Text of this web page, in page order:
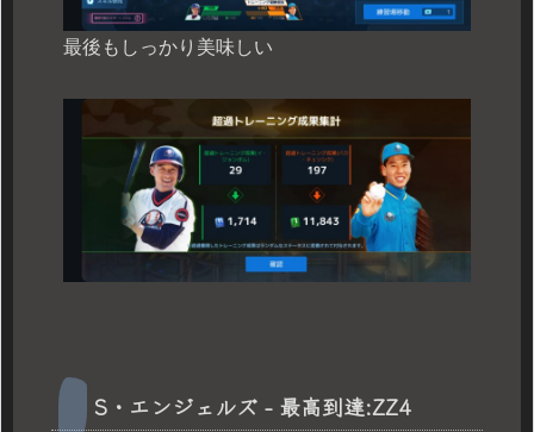
最後もしっかり美味しい
S・エンジェルズ - 最高到達:ZZ4